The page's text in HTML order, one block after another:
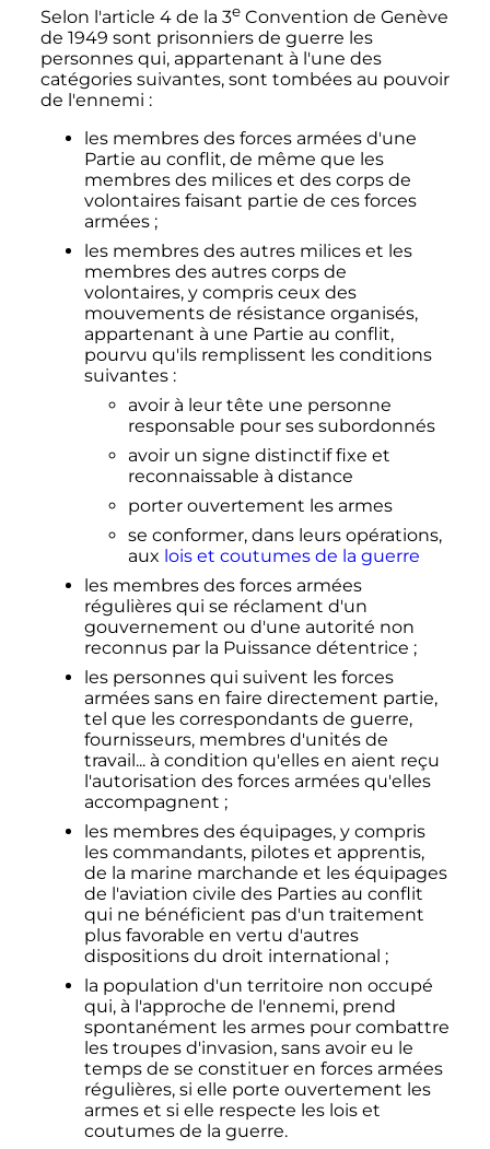
Selon l'article 4 de la 3eConvention de Genève
de 1949 sont prisonniers de guerre les
personnes qui, appartenant à l'une des
catégories suivantes, sont tombées au pouvoir
de l'ennemi :
les membres des forces armées d'une
Partie au conflit, de même que les
membres des milices et des corps de
volontaires faisant partie de ces forces
armées ;
les membres des autres milices et les
membres des autres corps de
volontaires, y compris ceux des
mouvements de résistance organisés,
appartenant à une Partie au conflit,
pourvu qu'ils remplissent les conditions
suivantes :
avoir à leur tête une personne
responsable pour ses subordonnés
avoir un signe distinctif fixe et
reconnaissable à distance
porter ouvertement les armes
se conformer, dans leurs opérations,
aux lois et coutumes de la guerre
les membres des forces armées
régulières qui se réclament d'un
gouvernement ou d'une autorité non
reconnus par la Puissance détentrice ;
les personnes qui suivent les forces
armées sans en faire directement partie,
tel que les correspondants de guerre,
fournisseurs, membres d'unités de
travail... à condition qu'elles en aient reçu
l'autorisation des forces armées qu'elles
accompagnent ;
les membres des équipages, y compris
les commandants, pilotes et apprentis,
de la marine marchande et les équipages
de l'aviation civile des Parties au conflit
qui ne bénéficient pas d'un traitement
plus favorable en vertu d'autres
dispositions du droit international ;
la population d'un territoire non occupé
qui, à l'approche de l'ennemi, prend
spontanément les armes pour combattre
les troupes d'invasion, sans avoir eu le
temps de se constituer en forces armées
régulières, si elle porte ouvertement les
armes et si elle respecte les lois et
coutumes de la guerre.